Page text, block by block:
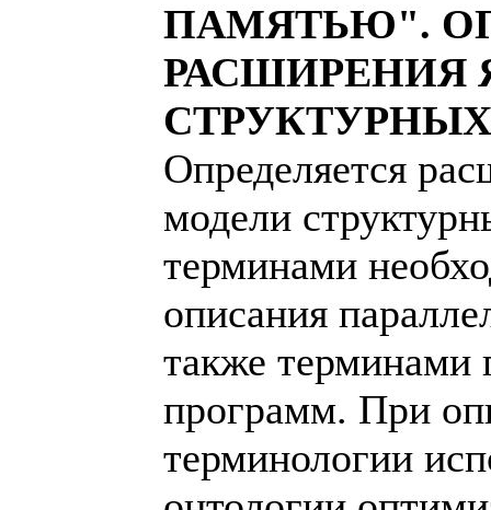
ПАМЯТЬЮ".
РАСШИРЕНИЯ
Определяется
модели
терминами
описания
также терминами
программ. При
терминологии